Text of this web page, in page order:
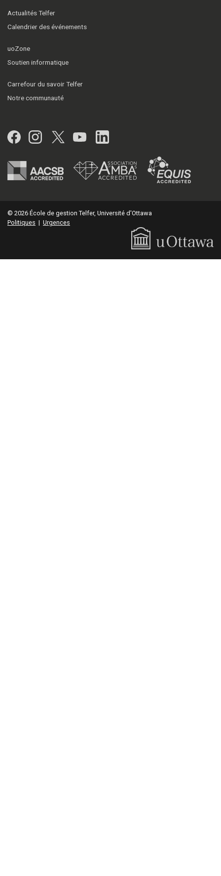
Actualités Telfer
Calendrier des événements
uoZone
Soutien informatique
Carrefour du savoir Telfer
Notre communauté
Facebook
Instagram
Twitter
YouTubeLinkedIn
© 2026 École de gestion Telfer, Université d'Ottawa
Politiques | Urgences